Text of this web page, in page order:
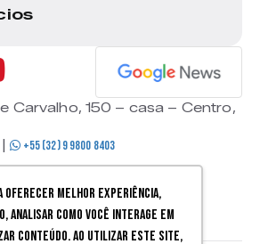
oferecer melhor experiência,
analisar como você interage em
conteúdo. Ao utilizar este site,
Carvalho, 150 – casa – Centro,
|
+55 (32) 9 9800 8403